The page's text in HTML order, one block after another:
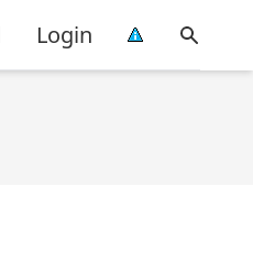
Login